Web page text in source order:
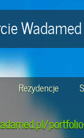
Rezydencje